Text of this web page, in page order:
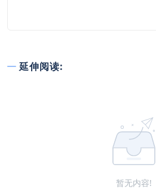
延伸阅读:
暂无内容!